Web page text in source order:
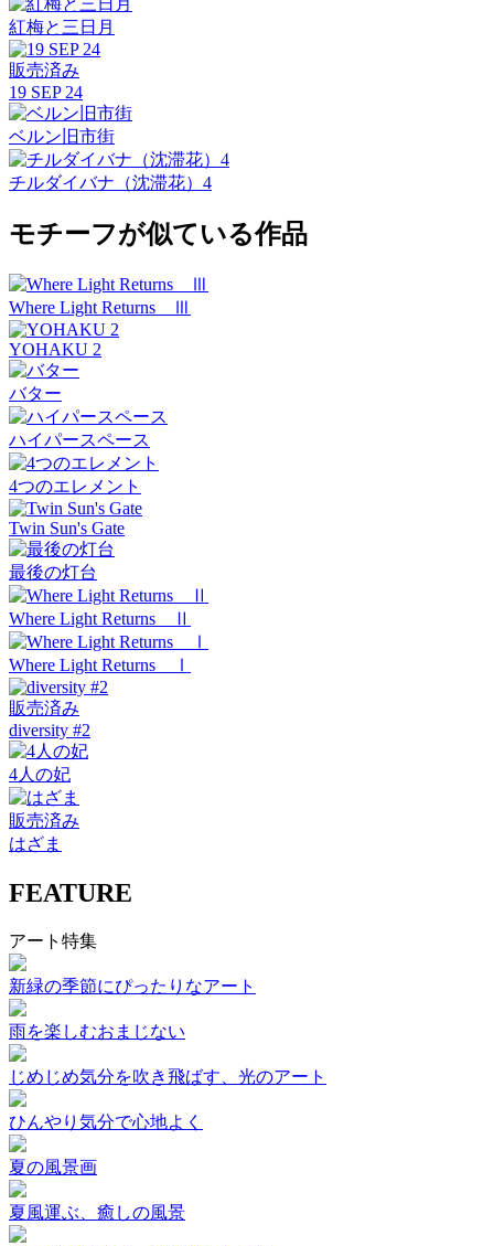
紅梅と三日月
販売済み
19 SEP 24
ベルン旧市街
チルダイバナ（沈滞花）4
モチーフが似ている作品
Where Light Returns Ⅲ
YOHAKU 2
バター
ハイパースペース
4つのエレメント
Twin Sun's Gate
最後の灯台
Where Light Returns Ⅱ
Where Light Returns Ⅰ
販売済み
diversity #2
4人の妃
販売済み
はざま
FEATURE
アート特集
新緑の季節にぴったりなアート
雨を楽しむおまじない
じめじめ気分を吹き飛ばす、光のアート
ひんやり気分で心地よく
夏の風景画
夏風運ぶ、癒しの風景